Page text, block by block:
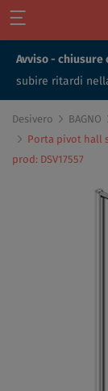
Avviso - chiusure
subire ritardi
Desivero BAGNO
Porta pivot hall
prod: DSV17557